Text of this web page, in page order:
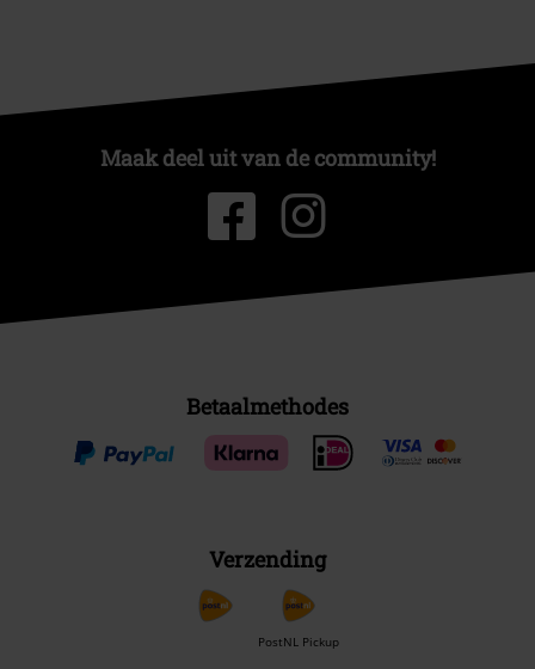
Maak deel uit van de community!
Betaalmethodes
Verzending
PostNL Pickup